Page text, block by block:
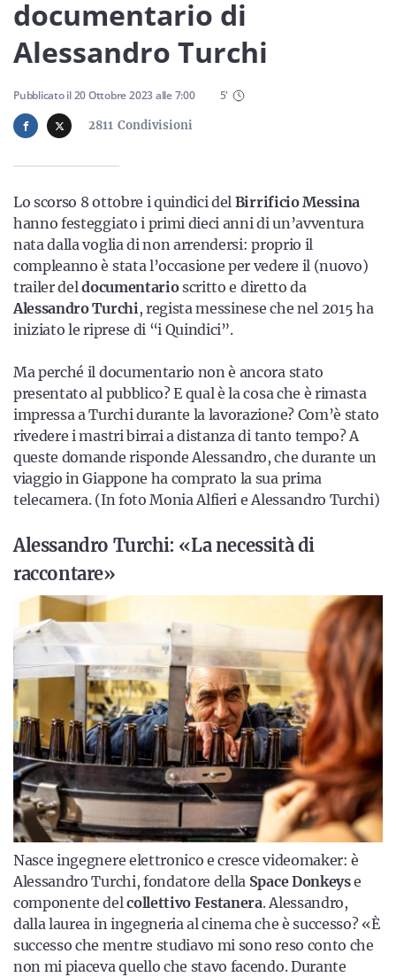
Servizi
Resta sempre aggiornato con le ultime news, iscriviti alla
Iscriviti
documentario di
Alessandro Turchi
2811 Condivisioni
Pubblicato il20 Ottobre 2023alle7:00 5'
Lo scorso 8 ottobre i quindici del Birrificio Messina
hanno festeggiato i primi dieci anni di un’avventura
nata dalla voglia di non arrendersi: proprio il
compleanno è stata l’occasione per vedere il (nuovo)
trailer deldocumentarioscritto e diretto da
Alessandro Turchi, regista messinese che nel 2015 ha
iniziato le riprese di “i Quindici”.
Ma perché il documentario non è ancora stato
presentato al pubblico? E qual è la cosa che è rimasta
impressa a Turchi durante la lavorazione? Com’è stato
rivedere i mastri birrai a distanza di tanto tempo? A
queste domande risponde Alessandro, che durante un
viaggio in Giappone ha comprato la sua prima
telecamera. (In foto Monia Alfieri e Alessandro Turchi)
Alessandro Turchi: «La necessità di
raccontare»
Nasce ingegnere elettronico e cresce videomaker: è
Alessandro Turchi, fondatore della Space Donkeyse
componente delcollettivo Festanera. Alessandro,
dalla laurea in ingegneria al cinema che è successo? «È
successo che mentre studiavo mi sono reso conto che
non mi piaceva quello che stavo facendo. Durante